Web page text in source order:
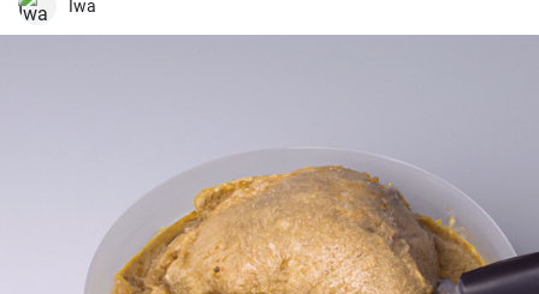
Iwa